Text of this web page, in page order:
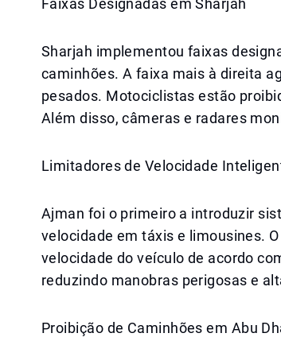
Faixas Designadas em Sharjah
Sharjah implementou faixas
caminhões. A faixa mais à direita
pesados. Motociclistas estão
Além disso, câmeras e radares
Limitadores de Velocidade
Ajman foi o primeiro a introduzir
velocidade em táxis e limousines.
velocidade do veículo de acordo
reduzindo manobras perigosas e
Proibição de Caminhões em Abu